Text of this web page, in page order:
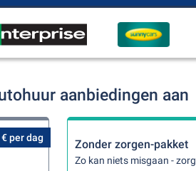
aanbiedingen aan
per dag Zonder zorgen-pakket
Zo kan niets misgaan -